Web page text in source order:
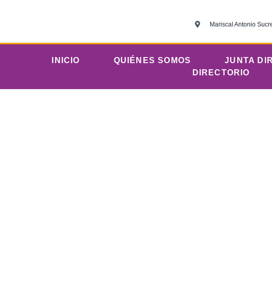
Mariscal Antonio
INICIO QUIÉNES SOMOS JUNTA
DIRECTORIO